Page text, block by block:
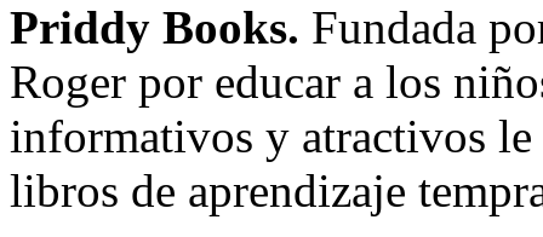
Priddy Books. Fundada
Roger por educar a los
informativos y atractivos le
libros de aprendizaje